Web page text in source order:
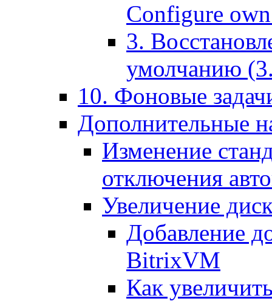
Configure
3.
умолчанию
10. Фоновые
Дополнительные
Изменение
отключения
Увеличение
Добавление
BitrixVM
Как